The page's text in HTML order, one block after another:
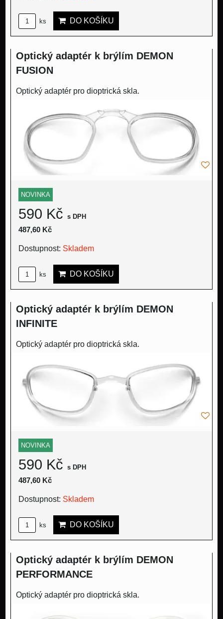
ks DO KOŠÍKU
Optický adaptér k brýlím DEMON
FUSION
Optický adaptér pro dioptrická skla.
NOVINKA
590 Kč s DPH
487,60 Kč
Dostupnost: Skladem
ks DO KOŠÍKU
Optický adaptér k brýlím DEMON
INFINITE
Optický adaptér pro dioptrická skla.
NOVINKA
590 Kč s DPH
487,60 Kč
Dostupnost: Skladem
ks DO KOŠÍKU
Optický adaptér k brýlím DEMON
PERFORMANCE
Optický adaptér pro dioptrická skla.